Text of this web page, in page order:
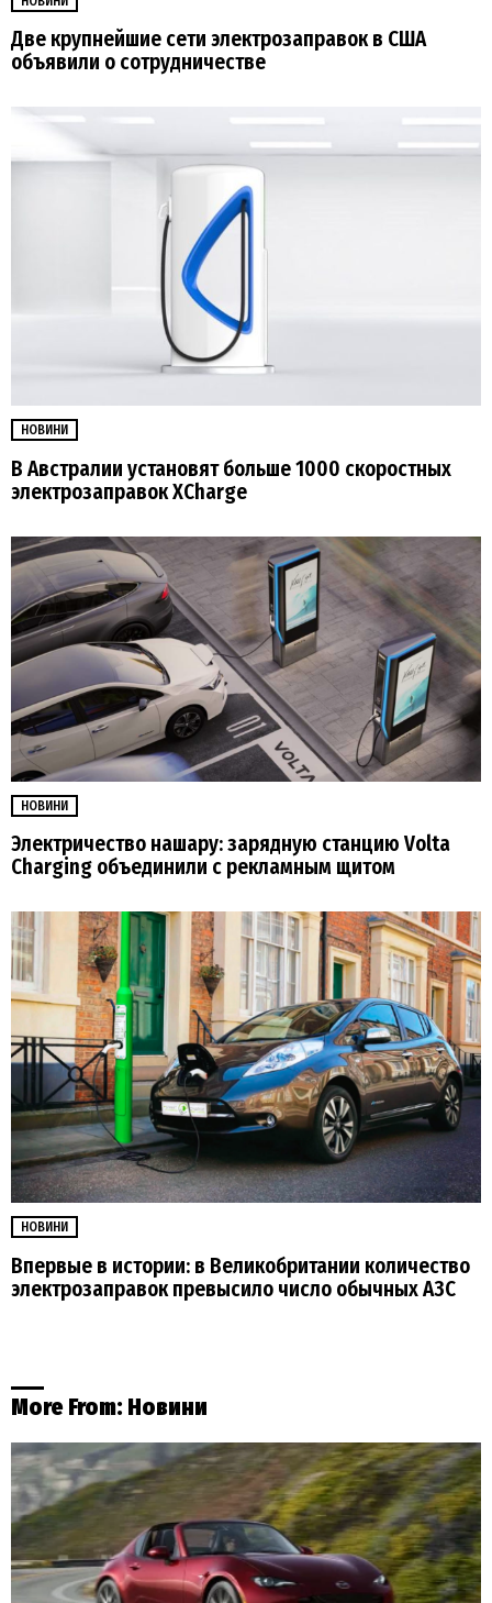
Две крупнейшие сети электрозаправок в США
объявили о сотрудничестве
НОВИНИ
В Австралии установят больше 1000 скоростных
электрозаправок XCharge
НОВИНИ
Электричество нашару: зарядную станцию Volta
Charging объединили с рекламным щитом
НОВИНИ
Впервые в истории: в Великобритании количество
электрозаправок превысило число обычных АЗС
More From: Новини